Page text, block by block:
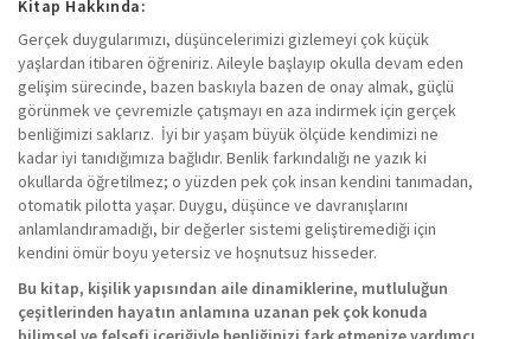
Kitap Hakkında:
Gerçek duygularımızı, düşüncelerimizi gizlemeyi çok küçük
yaşlardan itibaren öğreniriz. Aileyle başlayıp okulla devam eden
gelişim sürecinde, bazen baskıyla bazen de onay almak, güçlü
görünmek ve çevremizle çatışmayı en aza indirmek için gerçek
benliğimizi saklarız. İyi bir yaşam büyük ölçüde kendimizi ne
kadar iyi tanıdığımıza bağlıdır. Benlik farkındalığı ne yazık ki
okullarda öğretilmez; o yüzden pek çok insan kendini tanımadan,
otomatik pilotta yaşar. Duygu, düşünce ve davranışlarını
anlamlandıramadığı, bir değerler sistemi geliştiremediği için
kendini ömür boyu yetersiz ve hoşnutsuz hisseder.
Bu kitap, kişilik yapısından aile dinamiklerine, mutluluğun
çeşitlerinden hayatın anlamına uzanan pek çok konuda